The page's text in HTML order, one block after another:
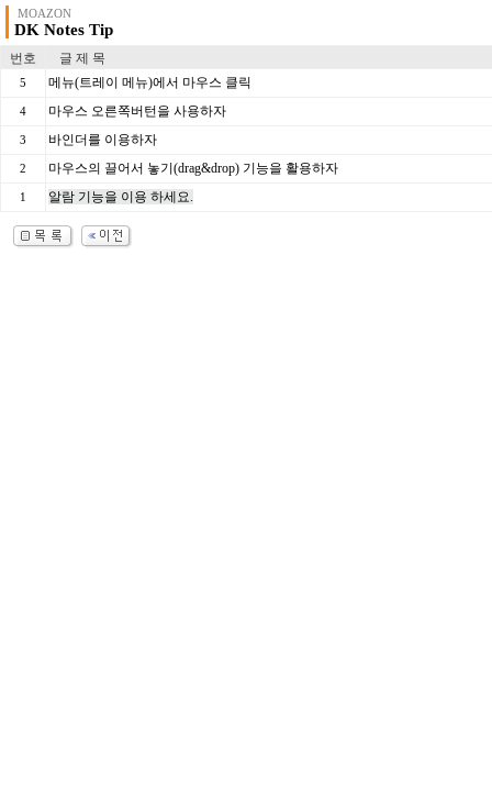
MOAZON
DK Notes Tip
번호 글 제 목
5 메뉴(트레이 메뉴)에서 마우스 클릭
4 마우스 오른쪽버턴을 사용하자
3 바인더를 이용하자
2 마우스의 끌어서 놓기(drag&drop) 기능을 활용하자
1 알람 기능을 이용 하세요.